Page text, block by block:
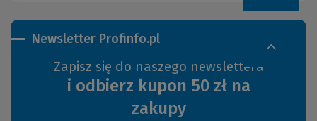
Newsletter Profinfo.pl
Zapisz się do naszego newslettera
i odbierz kupon 50 zł na
zakupy